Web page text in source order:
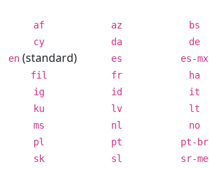
af az bs
cy
da de
en (standard) es es-mx
fil
fr ha
ig
id it
ku
lv lt
ms
nl no
pl
pt pt-br
sk
sl sr-me